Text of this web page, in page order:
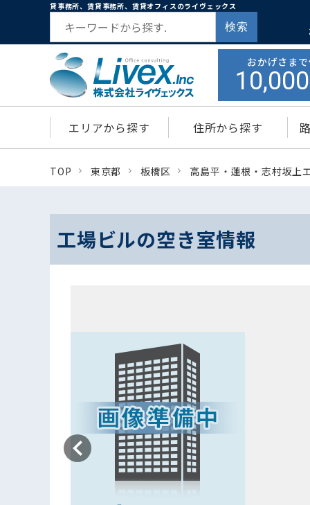
貸事務所、賃貸事務所、賃貸オフィスのライヴェックス
検索
おかげさま
10,000
エリアから探す 住所から探す
TOP 東京都 板橋区 高島平・蓮根・志村坂上
工場ビルの空き室情報